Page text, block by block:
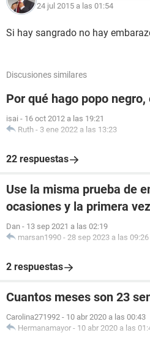
24 jul 2015 a las 01:54
Si hay sangrado no hay
Discusiones similares
Por qué hago popo
isai - 16 oct 2012 a las 19:21
Ruth - 3 ene 2022 a las 13:23
22 respuestas
Use la misma prueba de
ocasiones y la primera
Dan - 13 sep 2021 a las 02:19
marsan1990 - 28 sep 2023 a las 09:26
2 respuestas
Cuantos meses son 23
Carolina271992 - 10 abr 2020 a las 00:43
Hermanamayor - 10 abr 2020 a las